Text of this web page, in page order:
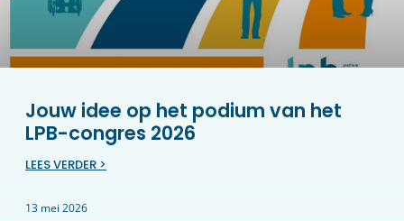
Jouw idee op het podium van het
LPB-congres 2026
LEES VERDER >
13 mei 2026